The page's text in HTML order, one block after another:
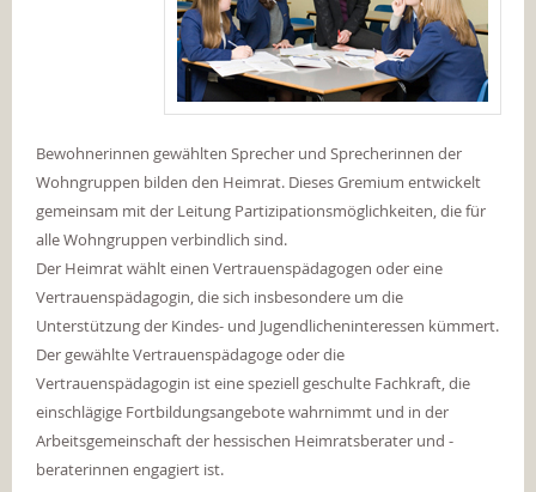
Bewohnerinnen gewählten Sprecher und Sprecherinnen der
Wohngruppen bilden den Heimrat. Dieses Gremium entwickelt
gemeinsam mit der Leitung Partizipationsmöglichkeiten, die für
alle Wohngruppen verbindlich sind.
Der Heimrat wählt einen Vertrauenspädagogen oder eine
Vertrauenspädagogin, die sich insbesondere um die
Unterstützung der Kindes- und Jugendlicheninteressen kümmert.
Der gewählte Vertrauenspädagoge oder die
Vertrauenspädagogin ist eine speziell geschulte Fachkraft, die
einschlägige Fortbildungsangebote wahrnimmt und in der
Arbeitsgemeinschaft der hessischen Heimratsberater und -
beraterinnen engagiert ist.